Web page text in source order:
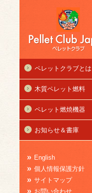
ペレットクラブとは
木質ペレット燃料
ペレット燃焼機器
お知らせ＆書庫
English
個人情報保護方針
サイトマップ
お問い合わせ